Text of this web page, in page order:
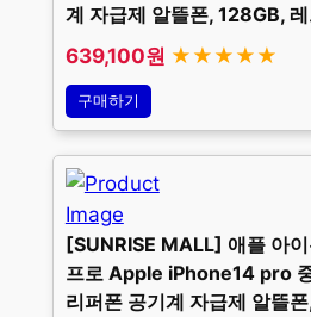
계 자급제 알뜰폰, 128GB,
639,100원 ★★★★★
구매하기
[SUNRISE MALL] 애플 아
프로 Apple iPhone14 pro
리퍼폰 공기계 자급제 알뜰